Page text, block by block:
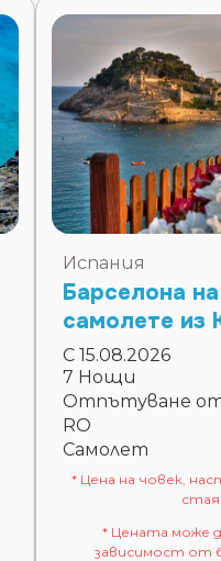
Испания
Барселона на
самолете из
С 15.08.2026
7 Нощи
Отпътуване
RO
Самолет
* Цена на човек,
стая
* Цената може
зависимост от